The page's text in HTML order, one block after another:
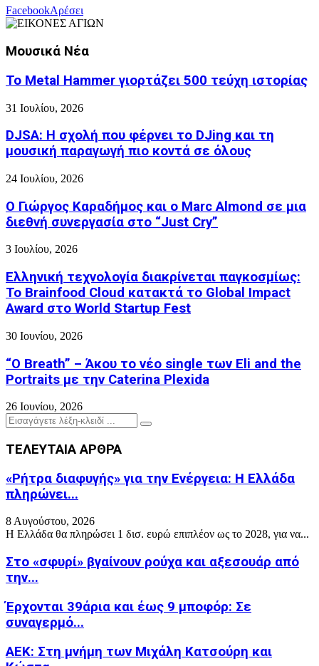
FacebookΑρέσει
Μουσικά Νέα
Το Metal Hammer γιορτάζει 500 τεύχη ιστορίας
31 Ιουλίου, 2026
DJSA: Η σχολή που φέρνει το DJing και τη
μουσική παραγωγή πιο κοντά σε όλους
24 Ιουλίου, 2026
Ο Γιώργος Καραδήμος και ο Marc Almond σε μια
διεθνή συνεργασία στο “Just Cry”
3 Ιουλίου, 2026
Ελληνική τεχνολογία διακρίνεται παγκοσμίως:
Το Brainfood Cloud κατακτά το Global Impact
Award στο World Startup Fest
30 Ιουνίου, 2026
“O Breath” – Άκου το νέο single των Eli and the
Portraits με την Caterina Plexida
26 Ιουνίου, 2026
Search
for:
Search
ΤΕΛΕΥΤΑΙΑ ΑΡΘΡΑ
«Ρήτρα διαφυγής» για την Ενέργεια: Η Ελλάδα
πληρώνει...
8 Αυγούστου, 2026
Η Ελλάδα θα πληρώσει 1 δισ. ευρώ επιπλέον ως το 2028, για να...
Στο «σφυρί» βγαίνουν ρούχα και αξεσουάρ από
την...
Έρχονται 39άρια και έως 9 μποφόρ: Σε
συναγερμό...
ΑΕΚ: Στη μνήμη των Μιχάλη Κατσούρη και